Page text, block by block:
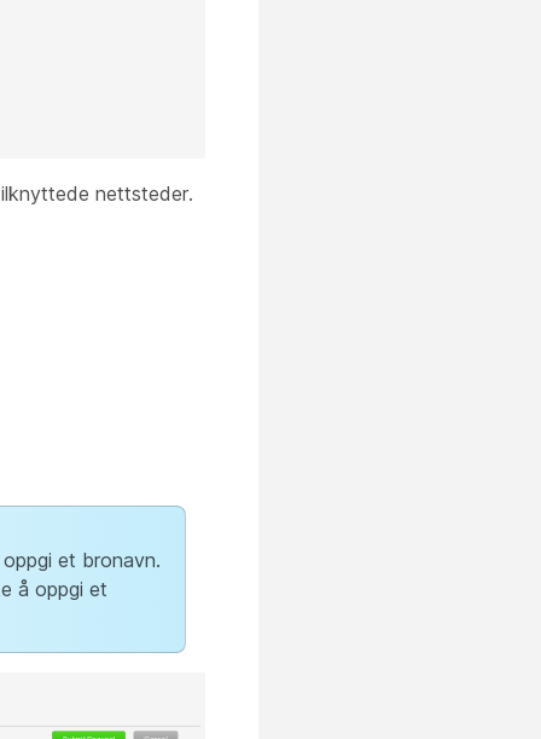
nettsteder.
et bronavn.
å oppgi et